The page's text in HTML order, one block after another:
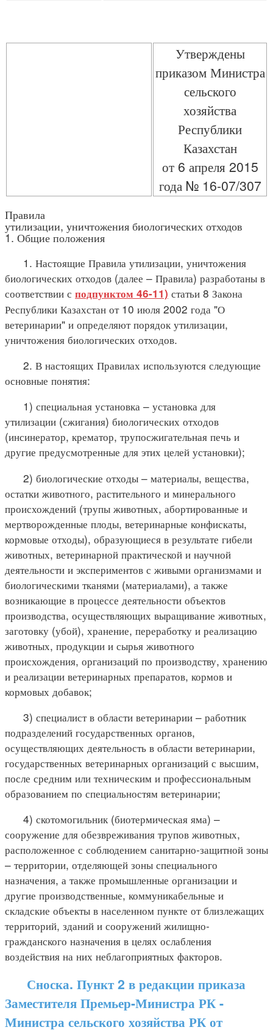
Утверждены
приказом Министра
сельского
хозяйства
Республики
Казахстан
от 6 апреля 2015
года № 16-07/307
Правила
утилизации, уничтожения биологических отходов
1. Общие положения
1. Настоящие Правила утилизации, уничтожения
биологических отходов (далее – Правила) разработаны в
соответствии с подпунктом 46-11) статьи 8 Закона
Республики Казахстан от 10 июля 2002 года "О
ветеринарии" и определяют порядок утилизации,
уничтожения биологических отходов.
2. В настоящих Правилах используются следующие
основные понятия:
1) специальная установка – установка для
утилизации (сжигания) биологических отходов
(инсинератор, крематор, трупосжигательная печь и
другие предусмотренные для этих целей установки);
2) биологические отходы – материалы, вещества,
остатки животного, растительного и минерального
происхождений (трупы животных, абортированные и
мертворожденные плоды, ветеринарные конфискаты,
кормовые отходы), образующиеся в результате гибели
животных, ветеринарной практической и научной
деятельности и экспериментов с живыми организмами и
биологическими тканями (материалами), а также
возникающие в процессе деятельности объектов
производства, осуществляющих выращивание животных,
заготовку (убой), хранение, переработку и реализацию
животных, продукции и сырья животного
происхождения, организаций по производству, хранению
и реализации ветеринарных препаратов, кормов и
кормовых добавок;
3) специалист в области ветеринарии – работник
подразделений государственных органов,
осуществляющих деятельность в области ветеринарии,
государственных ветеринарных организаций с высшим,
после средним или техническим и профессиональным
образованием по специальностям ветеринарии;
4) скотомогильник (биотермическая яма) –
сооружение для обезвреживания трупов животных,
расположенное с соблюдением санитарно-защитной зоны
– территории, отделяющей зоны специального
назначения, а также промышленные организации и
другие производственные, коммуникабельные и
складские объекты в населенном пункте от близлежащих
территорий, зданий и сооружений жилищно-
гражданского назначения в целях ослабления
воздействия на них неблагоприятных факторов.
Сноска. Пункт 2 в редакции приказа
Заместителя Премьер-Министра РК -
Министра сельского хозяйства РК от